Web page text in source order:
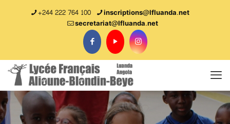
+244 222 764 100
inscriptions@lfluanda.net
secretariat@Ifluanda.net